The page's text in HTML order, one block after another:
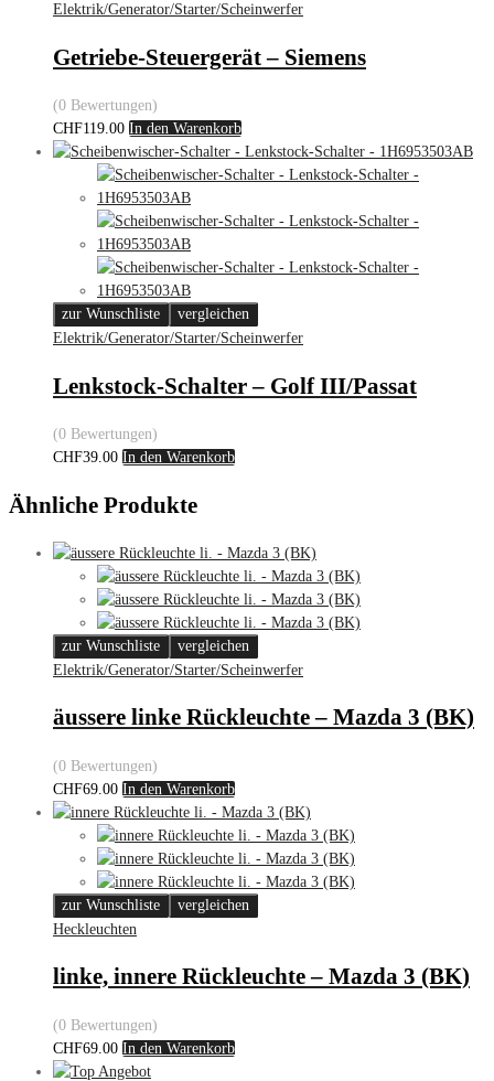
Elektrik/Generator/Starter/Scheinwerfer
Getriebe-Steuergerät – Siemens
(0 Bewertungen)
CHF119.00 In den Warenkorb
zur Wunschliste
vergleichen
Elektrik/Generator/Starter/Scheinwerfer
Lenkstock-Schalter – Golf III/Passat
(0 Bewertungen)
CHF39.00 In den Warenkorb
Ähnliche Produkte
zur Wunschliste
vergleichen
Elektrik/Generator/Starter/Scheinwerfer
äussere linke Rückleuchte – Mazda 3 (BK)
(0 Bewertungen)
CHF69.00 In den Warenkorb
zur Wunschliste
vergleichen
Heckleuchten
linke, innere Rückleuchte – Mazda 3 (BK)
(0 Bewertungen)
CHF69.00 In den Warenkorb